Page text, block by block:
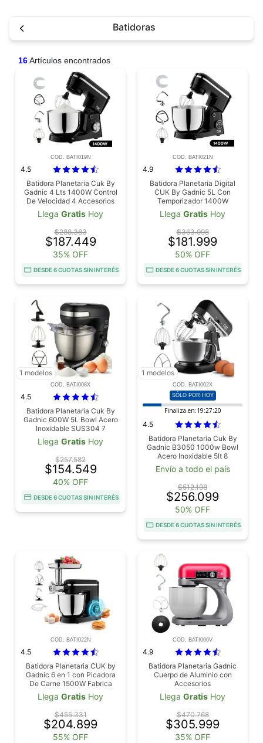
Batidoras
16Artículos encontrados
COD. BATI019N
4.5
Batidora Planetaria Cuk By
Gadnic 4 Lts 1400W Control
De Velocidad 4 Accesorios
Llega Gratis Hoy
$288.383
$187.449
35% OFF
DESDE 6 CUOTAS SIN INTERÉS
COD. BATI021N
4.9
Batidora Planetaria Digital
CUK By Gadnic 5L Con
Temporizador 1400W
Llega Gratis Hoy
$363.998
$181.999
50% OFF
DESDE 6 CUOTAS SIN INTERÉS
1 modelos
COD. BATI008X
4.5
Batidora Planetaria Cuk By
Gadnic 600W 5L Bowl Acero
Inoxidable SUS304 7
Velocidades 220V Tapa Anti
Salpicaduras Accesorios
Llega Gratis Hoy
$257.582
$154.549
40% OFF
DESDE 6 CUOTAS SIN INTERÉS
1 modelos
COD. BATI002X
SÓLO POR HOY
Finaliza en:19:27:19
4.5
Batidora Planetaria Cuk By
Gadnic B3050 1000w Bowl
Acero Inoxidable 5lt 8
Velocidades
Envío a todo el país
$512.198
$256.099
50% OFF
DESDE 6 CUOTAS SIN INTERÉS
COD. BATI022N
4.5
Batidora Planetaria CUK by
Gadnic 6 en 1 con Picadora
De Carne 1500W Fabrica
Pastas
Llega Gratis Hoy
$455.331
$204.899
55% OFF
COD. BATI006V
4.9
Batidora Planetaria Gadnic
Cuerpo de Aluminio con
Accesorios
Llega Gratis Hoy
$470.768
$305.999
35% OFF